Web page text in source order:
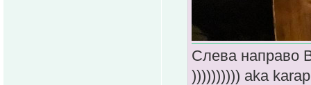
Слева направо
)))))))))) aka